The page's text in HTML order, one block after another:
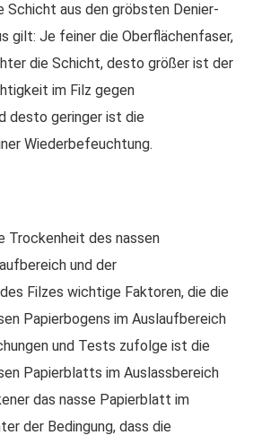
Schicht aus den gröbsten Denier-
gilt: Je feiner die Oberflächenfaser,
die Schicht, desto größer ist der
im Filz gegen
desto geringer ist die
Wiederbefeuchtung.
Trockenheit des nassen
und der
Filzes wichtige Faktoren, die die
Papierbogens im Auslaufbereich
und Tests zufolge ist die
Papierblatts im Auslassbereich
das nasse Papierblatt im
der Bedingung, dass die